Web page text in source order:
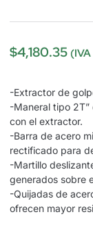
$4,180.35
-Extractor de
-Maneral tipo
con el extractor.
-Barra de acero
rectificado para
-Martillo
generados sobre
-Quijadas de
ofrecen mayor